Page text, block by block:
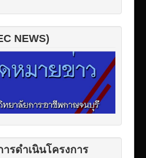
NEWS)
ารดำเนินโครงการ